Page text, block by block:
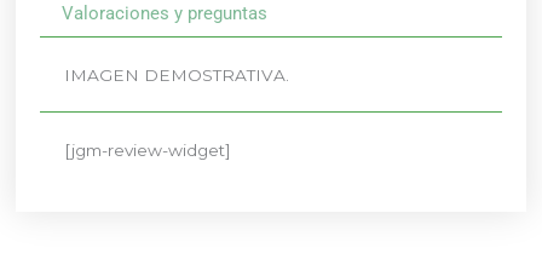
Valoraciones y preguntas
IMAGEN DEMOSTRATIVA.
[jgm-review-widget]